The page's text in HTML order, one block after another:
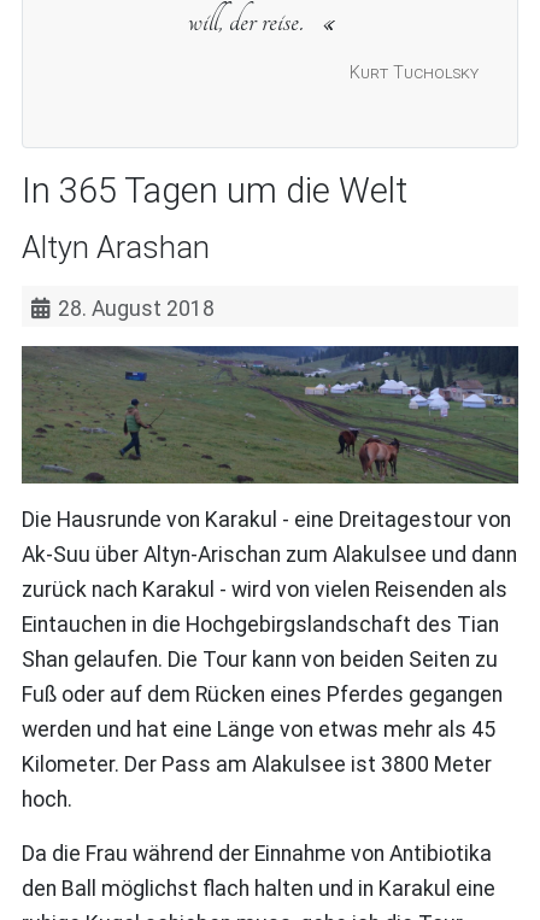
Kurt Tucholsky
will, der reise.
In 365 Tagen um die Welt
Altyn Arashan
28. August 2018
Die Hausrunde von Karakul - eine Dreitagestour von
Ak-Suu über Altyn-Arischan zum Alakulsee und dann
zurück nach Karakul - wird von vielen Reisenden als
Eintauchen in die Hochgebirgslandschaft des Tian
Shan gelaufen. Die Tour kann von beiden Seiten zu
Fuß oder auf dem Rücken eines Pferdes gegangen
werden und hat eine Länge von etwas mehr als 45
Kilometer. Der Pass am Alakulsee ist 3800 Meter
hoch.
Da die Frau während der Einnahme von Antibiotika
den Ball möglichst flach halten und in Karakul eine